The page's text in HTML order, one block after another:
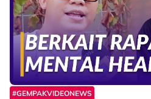
#GEMPAKVIDEONEWS